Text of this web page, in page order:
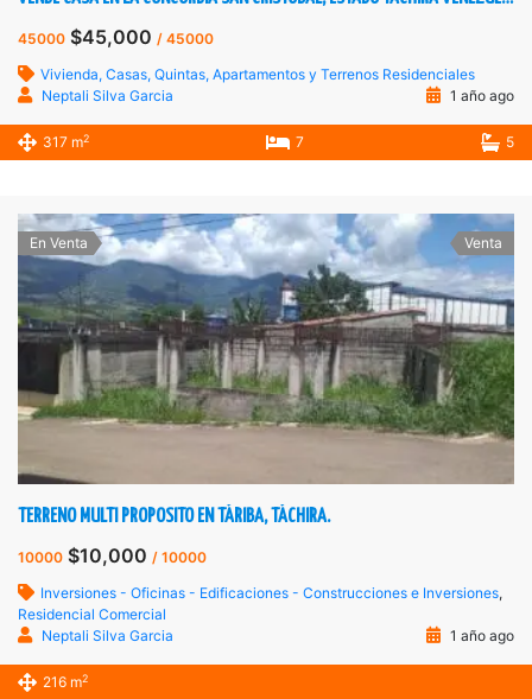
45000 $45,000 / 45000
Vivienda, Casas, Quintas, Apartamentos y Terrenos Residenciales
Neptali Silva Garcia
1 año ago
317 m2 7 5
En Venta Venta
TERRENO MULTI PROPOSITO EN TÁRIBA, TÁCHIRA.
10000 $10,000 / 10000
Inversiones - Oficinas - Edificaciones - Construcciones e Inversiones,
Residencial Comercial
Neptali Silva Garcia
1 año ago
216 m2